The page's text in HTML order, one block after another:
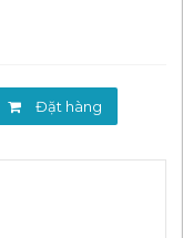
Đặt hàng